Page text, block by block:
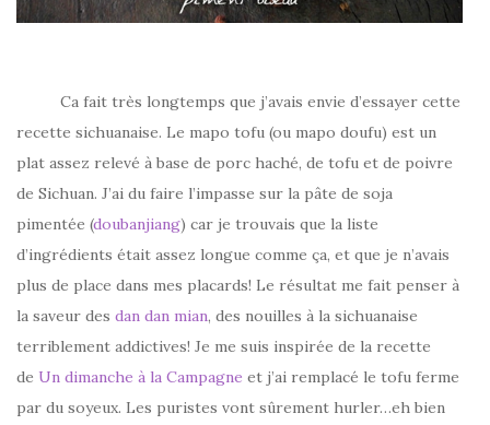
Ca fait très longtemps que j’avais envie d’essayer cette
recette sichuanaise. Le mapo tofu (ou mapo doufu) est un
plat assez relevé à base de porc haché, de tofu et de poivre
de Sichuan. J’ai du faire l’impasse sur la pâte de soja
pimentée (doubanjiang) car je trouvais que la liste
d’ingrédients était assez longue comme ça, et que je n’avais
plus de place dans mes placards! Le résultat me fait penser à
la saveur des dan dan mian, des nouilles à la sichuanaise
terriblement addictives! Je me suis inspirée de la recette
de Un dimanche à la Campagne et j’ai remplacé le tofu ferme
par du soyeux. Les puristes vont sûrement hurler…eh bien